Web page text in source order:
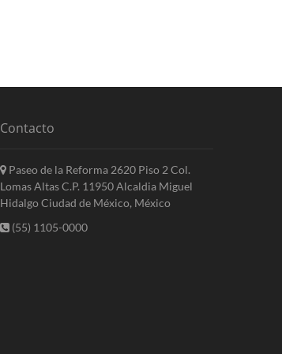
Contacto
Paseo de la Reforma 2620 Piso 2 Col.
Lomas Altas C.P. 11950 Alcaldia Miguel
Hidalgo Ciudad de México, México
(55) 1105-0000